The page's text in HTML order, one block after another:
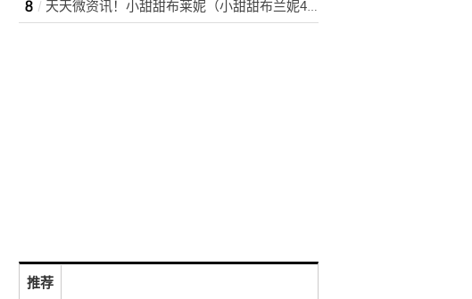
天天微资讯！小甜甜布莱妮（小甜甜布兰妮40岁生日）
推荐